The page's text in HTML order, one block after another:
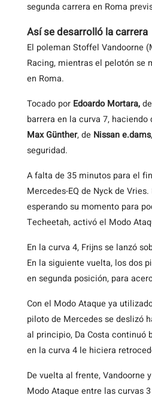
segunda carrera en Roma
Así se desarrolló la carrera
El poleman Stoffel Vandoorne
Racing, mientras el pelotón se
en Roma.
Tocado por Edoardo Mortara,de
barrera en la curva 7,
Max Günther, de Nissan e.dams
seguridad.
A falta de 35 minutos para el
Mercedes-EQ de Nyck de
esperando su momento para
Techeetah, activó el Modo
En la curva 4, Frijns se lanzó
En la siguiente vuelta, los dos
en segunda posición, para
Con el Modo Ataque ya
piloto de Mercedes se deslizó
al principio, Da Costa continuó
en la curva 4 le hiciera
De vuelta al frente, Vandoorne
Modo Ataque entre las curvas